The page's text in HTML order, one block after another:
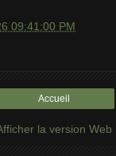
09:41:00 PM
Accueil
la version Web